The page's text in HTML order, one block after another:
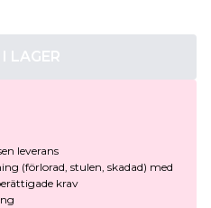
LAGER
leverans
(förlorad, stulen, skadad) med
krav